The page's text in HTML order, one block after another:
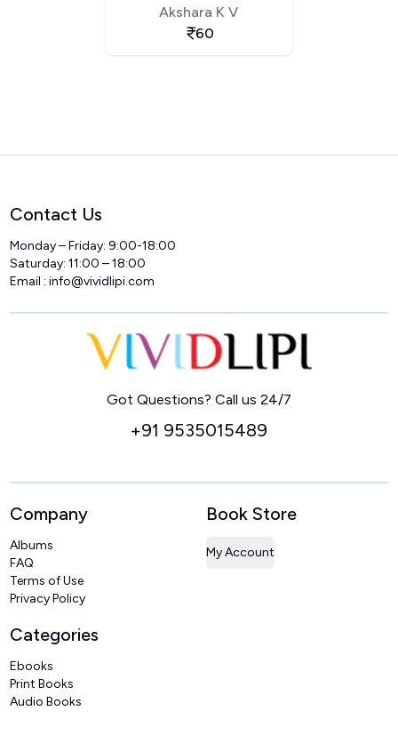
Akshara K V
60
Contact Us
Monday – Friday: 9:00-18:00
Saturday: 11:00 – 18:00
Email :info@vividlipi.com
Got Questions? Call us 24/7
+91 9535015489
Company
Albums
FAQ
Terms of Use
Privacy Policy
Book Store
My Account
Categories
Ebooks
Print Books
Audio Books